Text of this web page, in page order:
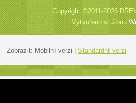
Copyright ©2011-2026
Vytvořeno službou
Zobrazit: Mobilní verzi | Standardní verzi